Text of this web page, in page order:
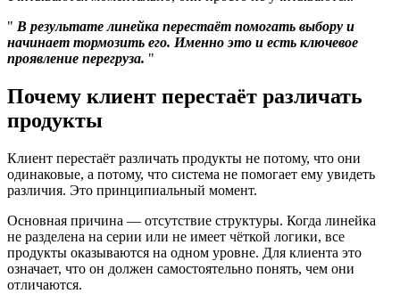
В результате линейка перестаёт помогать выбору и
начинает тормозить его. Именно это и есть ключевое
проявление перегруза.
Почему клиент перестаёт различать
продукты
Клиент перестаёт различать продукты не потому, что они
одинаковые, а потому, что система не помогает ему увидеть
различия. Это принципиальный момент.
Основная причина — отсутствие структуры. Когда линейка
не разделена на серии или не имеет чёткой логики, все
продукты оказываются на одном уровне. Для клиента это
означает, что он должен самостоятельно понять, чем они
отличаются.